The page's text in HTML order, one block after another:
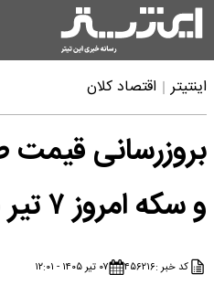
اینتیتر اقتصاد کلان
و سکه امروز ۷ تیر ۱۴۰۵
کد خبر :۴۵۶۲۱۶ ۰۷ تیر ۱۴۰۵ - ۱۲:۰۱